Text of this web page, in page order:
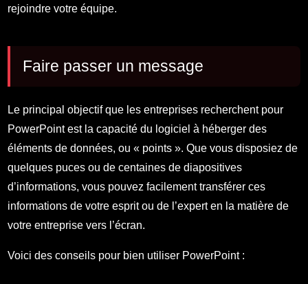
rejoindre votre équipe.
Faire passer un message
Le principal objectif que les entreprises recherchent pour
PowerPoint est la capacité du logiciel à héberger des
éléments de données, ou « points ». Que vous disposiez de
quelques puces ou de centaines de diapositives
d’informations, vous pouvez facilement transférer ces
informations de votre esprit ou de l’expert en la matière de
votre entreprise vers l’écran.
Voici des conseils pour bien utiliser PowerPoint :